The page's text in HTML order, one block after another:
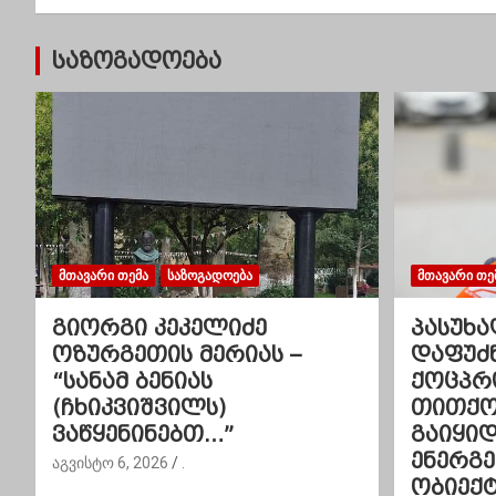
ტ
ი
ს
ნ
ა
ვ
ი
გ
ა
ც
საზოგადოება
ᲛᲗᲐᲕᲐᲠᲘ ᲗᲔᲛᲐ ᲡᲐᲖᲝᲒᲐᲓᲝᲔᲑᲐ
გიორგი კეკელიძე
ოზურგეთის მერიას –
“სანამ ბენიას
(ჩხიკვიშვილს)
ვაწყენინებთ…”
აგვისტო 6, 2026
ᲛᲗᲐᲕᲐᲠᲘ